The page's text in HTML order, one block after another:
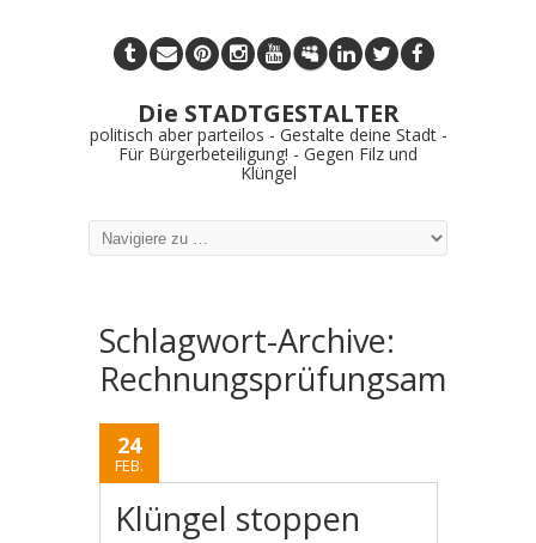
Die STADTGESTALTER
politisch aber parteilos - Gestalte deine Stadt -
Für Bürgerbeteiligung! - Gegen Filz und
Klüngel
Schlagwort-Archive:
Rechnungsprüfungsamt
24
FEB.
Klüngel stoppen